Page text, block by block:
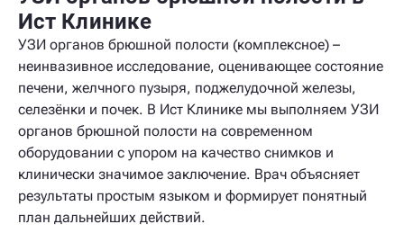
Ист Клинике
УЗИ органов брюшной полости (комплексное) –
неинвазивное исследование, оценивающее состояние
печени, желчного пузыря, поджелудочной железы,
селезёнки и почек. В Ист Клинике мы выполняем УЗИ
органов брюшной полости на современном
оборудовании с упором на качество снимков и
клинически значимое заключение. Врач объясняет
результаты простым языком и формирует понятный
план дальнейших действий.